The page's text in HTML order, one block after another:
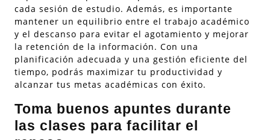
cada sesión de estudio. Además, es importante
mantener un equilibrio entre el trabajo académico
y el descanso para evitar el agotamiento y mejorar
la retención de la información. Con una
planificación adecuada y una gestión eficiente del
tiempo, podrás maximizar tu productividad y
alcanzar tus metas académicas con éxito.
Toma buenos apuntes durante
las clases para facilitar el